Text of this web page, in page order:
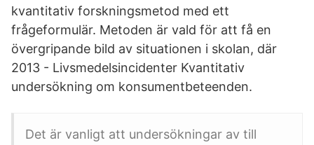
kvantitativ forskningsmetod med ett
frågeformulär. Metoden är vald för att få en
övergripande bild av situationen i skolan, där
2013 - Livsmedelsincidenter Kvantitativ
undersökning om konsumentbeteenden.
Det är vanligt att undersökningar av till